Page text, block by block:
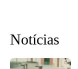
Notícias